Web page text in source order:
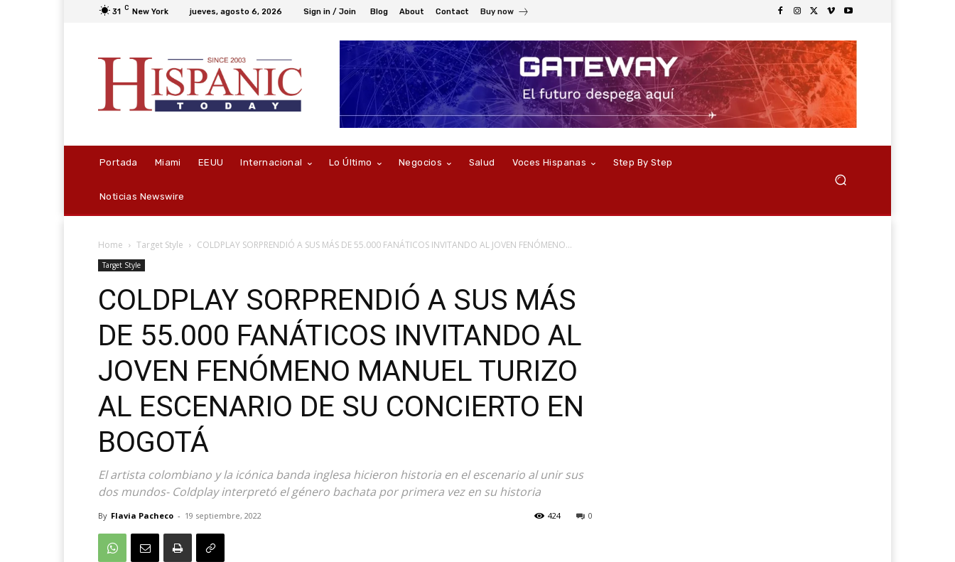
31 C New York jueves, agosto 6, 2026 Sign in / Join Blog About Contact Buy now
Portada Miami EEUU Internacional Lo Último Negocios Salud Voces Hispanas Step By Step
Noticias Newswire
Home Target Style COLDPLAY SORPRENDIÓ A SUS MÁS DE 55.000 FANÁTICOS INVITANDO AL JOVEN FENÓMENO...
Target Style
COLDPLAY SORPRENDIÓ A SUS MÁS
DE 55.000 FANÁTICOS INVITANDO AL
JOVEN FENÓMENO MANUEL TURIZO
AL ESCENARIO DE SU CONCIERTO EN
BOGOTÁ
El artista colombiano y la icónica banda inglesa hicieron historia en el escenario al unir sus
dos mundos- Coldplay interpretó el género bachata por primera vez en su historia
By Flavia Pacheco - 19 septiembre, 2022 0
424